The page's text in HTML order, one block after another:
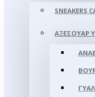
SNEAKERS
ΑΞΕΣΟΥΑΡ